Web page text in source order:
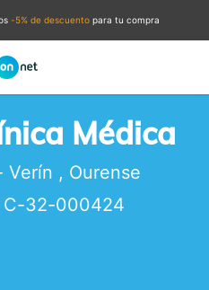
-5% de descuento para tu compra
Médica
Verín , Ourense
C-32-000424